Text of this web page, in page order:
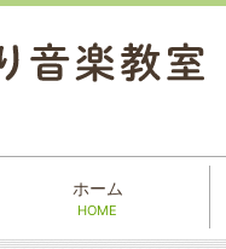
ホーム
HOME